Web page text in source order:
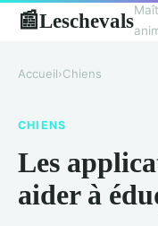
📰Leschevals
Accueil›Chiens
CHIENS
Les
aider à